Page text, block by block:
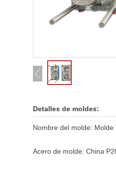
Detalles de moldes:
Nombre del molde:
Acero de molde: China